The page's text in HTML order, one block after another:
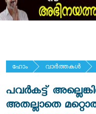
ഹോം വാര്‍ത്തകള്‍
പവർകട്ട്
അതല്ലാതെ